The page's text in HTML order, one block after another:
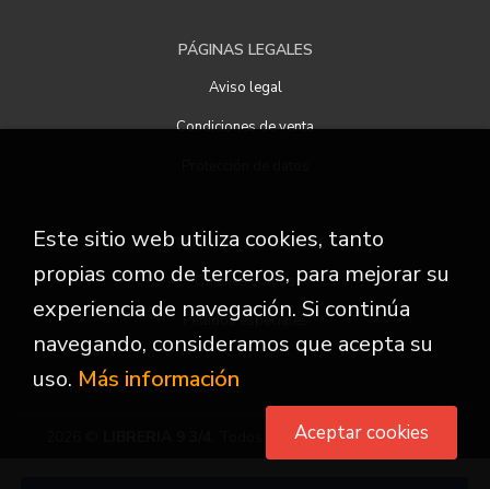
PÁGINAS LEGALES
Aviso legal
Condiciones de venta
ATENCIÓN AL CLIENTE
Quiénes somos
Pedidos especiales
. Todos los Derechos Reservados
Este sitio web utiliza cookies, tanto
propias como de terceros, para mejorar su
experiencia de navegación. Si continúa
navegando, consideramos que acepta su
uso. Más información
Aceptar cookies